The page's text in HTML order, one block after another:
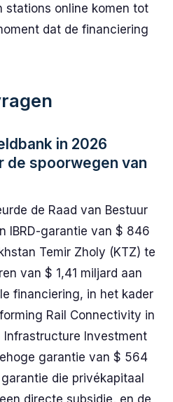
stations online komen tot
dat de financiering
in 2026
de spoorwegen van
de Raad van Bestuur
IBRD-garantie van $ 846
Temir Zholy (KTZ) te
van $ 1,41 miljard aan
financiering, in het kader
Rail Connectivity in
Infrastructure Investment
garantie van $ 564
die privékapitaal
directe subsidie, en de